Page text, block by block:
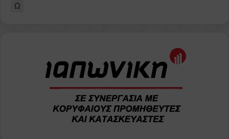
Ω